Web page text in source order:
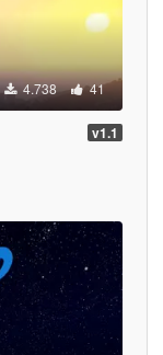
4.738 41
v1.1